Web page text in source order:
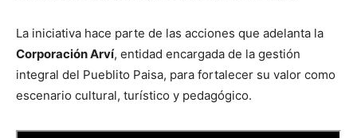
La iniciativa hace parte de las acciones que adelanta la
Corporación Arví, entidad encargada de la gestión
integral del Pueblito Paisa, para fortalecer su valor como
escenario cultural, turístico y pedagógico.